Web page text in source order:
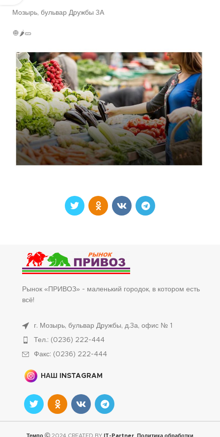
Мозырь, бульвар Дружбы 3А
🧅🌶🥒
Рынок «ПРИВОЗ» - маленький городок, в котором есть
всё!
г. Мозырь, бульвар Дружбы, д.3а, офис № 1
Тел.: (0236) 222-444
Факс: (0236) 222-444
НАШ INSTAGRAM
Темпо 2024 CREATED BY IT-Partner Политика обработки